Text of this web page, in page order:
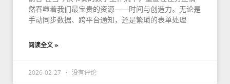
然吞噬着我们最宝贵的资源——时间与创造力。无论是
手动同步数据、跨平台通知，还是繁琐的表单处理
阅读全文 »
2026-02-27 没有评论